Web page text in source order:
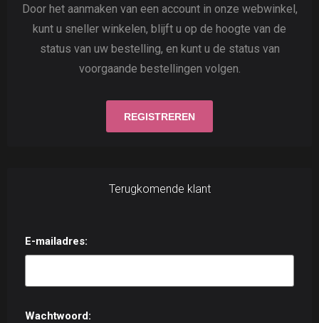
Door het aanmaken van een account in onze webwinkel,
kunt u sneller winkelen, blijft u op de hoogte van de
status van uw bestelling, en kunt u de status van
voorgaande bestellingen volgen.
Terugkomende klant
E-mailadres:
Wachtwoord: